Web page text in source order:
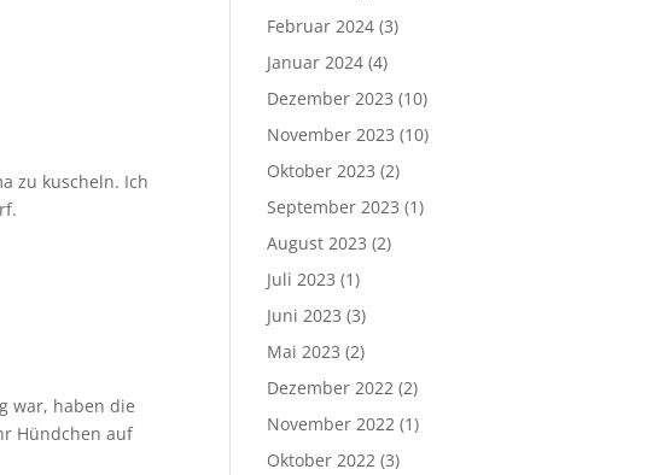
zu kuscheln. Ich
war, haben die
Hündchen auf
Februar 2024 (3)
Januar 2024 (4)
Dezember 2023 (10)
November 2023 (10)
Oktober 2023 (2)
September 2023 (1)
August 2023 (2)
Juli 2023 (1)
Juni 2023 (3)
Mai 2023 (2)
Dezember 2022 (2)
November 2022 (1)
Oktober 2022 (3)